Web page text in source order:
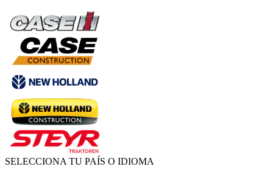
SELECCIONA TU PAÍS O IDIOMA